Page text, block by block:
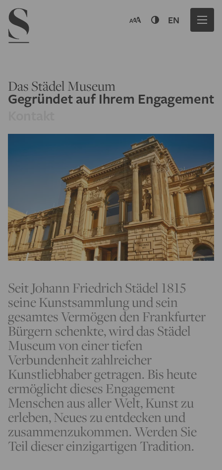
Navigation menu
EN
Das Städel Museum
Gegründet auf Ihrem Engagement
Seit Johann Friedrich Städel 1815
seine Kunstsammlung und sein
gesamtes Vermögen den Frankfurter
Bürgern schenkte, wird das Städel
Museum von einer tiefen
Verbundenheit zahlreicher
Kunstliebhaber getragen. Bis heute
ermöglicht dieses Engagement
Menschen aus aller Welt, Kunst zu
erleben, Neues zu entdecken und
zusammenzukommen. Werden Sie
Teil dieser einzigartigen Tradition.